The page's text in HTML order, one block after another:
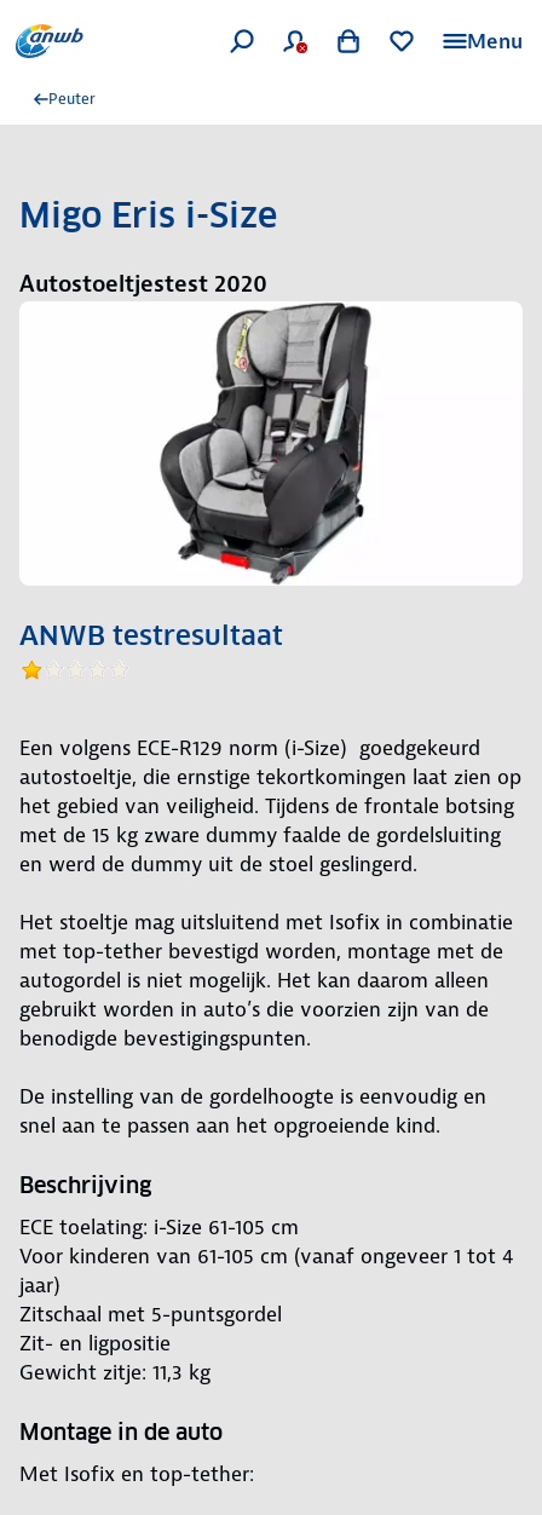
Menu
Peuter
Migo Eris i-Size
Autostoeltjestest 2020
ANWB testresultaat
Een volgens ECE-R129 norm (i-Size) goedgekeurd
autostoeltje, die ernstige tekortkomingen laat zien op
het gebied van veiligheid. Tijdens de frontale botsing
met de 15 kg zware dummy faalde de gordelsluiting
en werd de dummy uit de stoel geslingerd.
Het stoeltje mag uitsluitend met Isofix in combinatie
met top-tether bevestigd worden, montage met de
autogordel is niet mogelijk. Het kan daarom alleen
gebruikt worden in auto’s die voorzien zijn van de
benodigde bevestigingspunten.
De instelling van de gordelhoogte is eenvoudig en
snel aan te passen aan het opgroeiende kind.
Beschrijving
ECE toelating: i-Size 61-105 cm
Voor kinderen van 61-105 cm (vanaf ongeveer 1 tot 4
jaar)
Zitschaal met 5-puntsgordel
Zit- en ligpositie
Gewicht zitje: 11,3 kg
Montage in de auto
Met Isofix en top-tether: